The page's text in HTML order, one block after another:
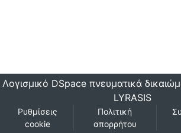
Λογισμικό DSpace πνευματικά
LYRASIS
Ρυθμίσεις
cookie
Πολιτική
απορρήτου